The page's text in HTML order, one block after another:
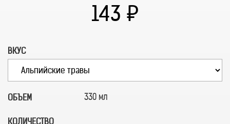
143
ВКУС
ОБЪЕМ 330 мл
КОЛИЧЕСТВО